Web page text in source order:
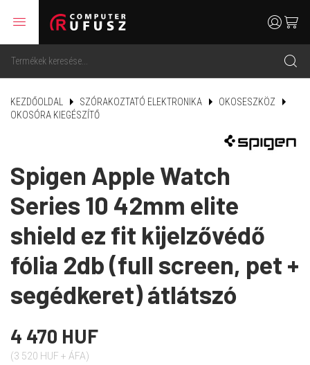
menu
search
usercart
KEZDŐOLDAL SZÓRAKOZTATÓ ELEKTRONIKA
OKOSESZKÖZ
OKOSÓRA KIEGÉSZÍTŐ
Spigen Apple Watch
Series 10 42mm elite
shield ez fit kijelzővédő
fólia 2db (full screen, pet +
segédkeret) átlátszó
4 470 HUF
(3 520 HUF + ÁFA)